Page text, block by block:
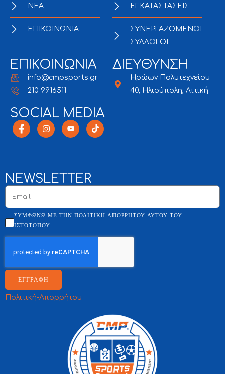
NEA
ΕΠΙΚΟΙΝΩΝΙΑ
ΕΓΚΑΤΑΣΤΑΣΕΙΣ
ΣΥΝΕΡΓΑΖΟΜΕΝΟΙ
ΣΥΛΛΟΓΟΙ
ΕΠΙΚΟΙΝΩΝΙΑ
info@cmpsports.gr
210 9916511
ΔΙΕΥΘΥΝΣΗ
Ηρώων Πολυτεχνείου
40, Ηλιούπολη, Αττική
SOCIAL MEDIA
NEWSLETTER
ΣΥΜΦΩΝΏ ΜΕ ΤΗΝ ΠΟΛΙΤΙΚΉ ΑΠΟΡΡΉΤΟΥ ΑΥΤΟΎ ΤΟΥ
ΙΣΤΌΤΟΠΟΥ
ΕΓΓΡΑΦΗ
Πολιτική-Απορρήτου